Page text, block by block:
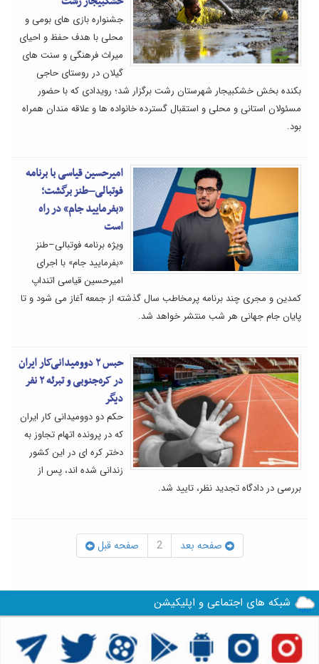
جشنواره بازی های بومی و
محلی با هدف حفظ و احیای
میراث فرهنگی و سنت های
گیلان در روستای حاجی
بکنده بخش خشکبیجار شهرستان رشت برگزار شد؛ رویدادی که با حضور
مسئولان استانی و محلی و استقبال گسترده خانواده ها و علاقه مندان همراه
بود.
امیرحسین قیاسی با برنامه
فوتبالی–طنز برگشت؛
«بفرمایید جام» در راه
است
ویژه برنامه فوتبالی–طنز
«بفرمایید جام» با اجرای
امیرحسین قیاسی اتنداپ
کمدین و مجری چند برنامه پرمخاطب سال گذشته از جمعه آغاز می شود و تا
پایان جام جهانی هر شب منتشر خواهد شد.
حبس ۲ دوومیدانی‌کار ایران
در کره‌جنوبی و تبرئه ۲ نفر
دیگر
حکم دو دوومیدانی کار ایران
که در پرونده اتهام تجاوز به
دختر کره ای در این کشور
زندانی شده اند، پس از
بررسی در دادگاه تجدید نظر، تایید شد.
صفحه قبل 2
شبکه های اجتماعی و اپلیکیشن